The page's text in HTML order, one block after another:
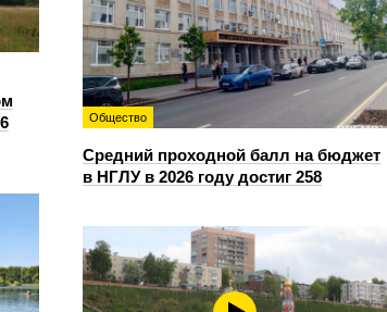
Общество
Средний проходной балл на бюджет
в НГЛУ в 2026 году достиг 258